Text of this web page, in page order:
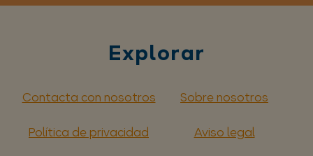
Explorar
Contacta con nosotros
Sobre nosotros
Política de privacidad
Aviso legal